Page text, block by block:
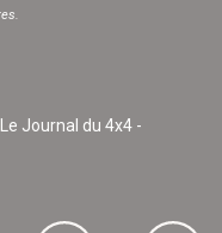
Journal du 4x4 -